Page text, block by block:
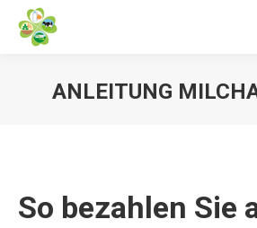
ANLEITUNG
So bezahlen Sie